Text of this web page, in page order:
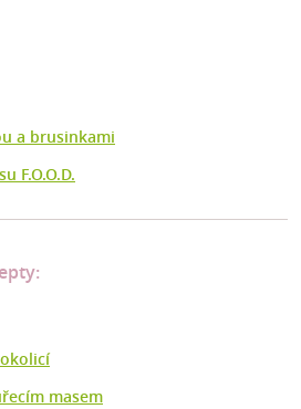
a brusinkami
F.O.O.D.
masem